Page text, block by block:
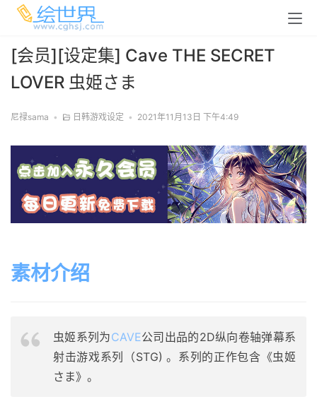
[会员][设定集] Cave THE SECRET
LOVER 虫姫さま
尼禄sama • 日韩游戏设定 • 2021年11月13日 下午4:49
素材介绍
虫姬系列为CAVE公司出品的2D纵向卷轴弹幕系
射击游戏系列（STG) 。系列的正作包含《虫姬
さま》。